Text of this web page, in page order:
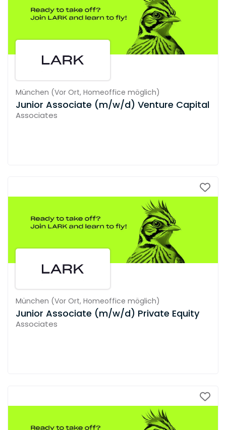
München (Vor Ort, Homeoffice möglich)
Junior Associate (m/w/d) Venture Capital
Associates
München (Vor Ort, Homeoffice möglich)
Junior Associate (m/w/d) Private Equity
Associates